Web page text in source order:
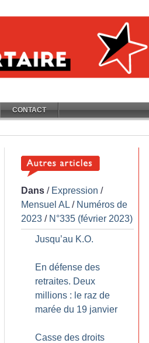
CONTACT
Dans / Expression /
Mensuel AL / Numéros de
2023 / N°335 (février 2023)
Jusqu’au K.O.
En défense des
retraites. Deux
millions : le raz de
marée du 19 janvier
Casse des droits